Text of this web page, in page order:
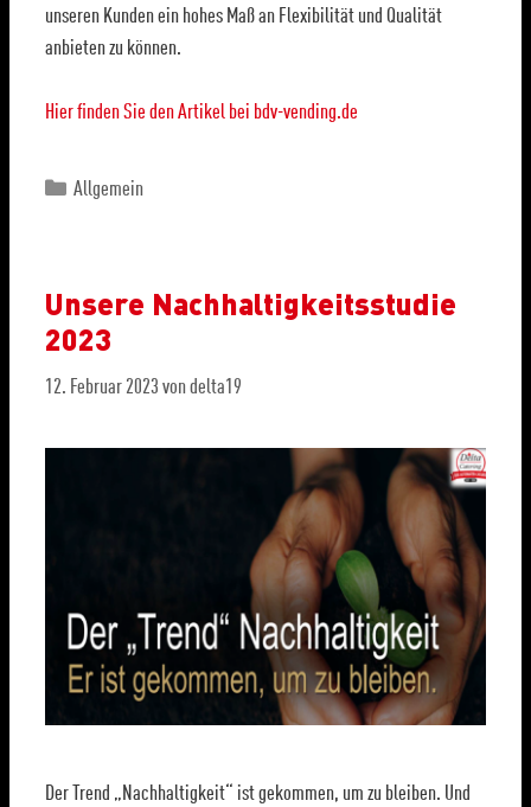
unseren Kunden ein hohes Maß an Flexibilität und Qualität
anbieten zu können.
Hier finden Sie den Artikel bei bdv-vending.de
Allgemein
Unsere Nachhaltigkeitsstudie
2023
12. Februar 2023vondelta19
Der Trend „Nachhaltigkeit“ ist gekommen, um zu bleiben. Und